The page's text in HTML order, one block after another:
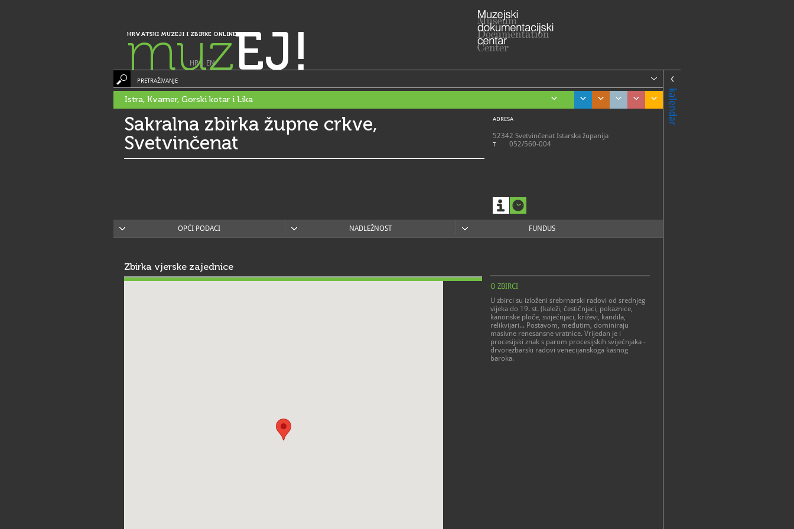
HRVATSKI MUZEJI I ZBIRKE ONLINE
muzEJ!
HR| EN
kalendar
PRETRAŽIVANJE
Istra, Kvarner, Gorski kotar i Lika
Sakralna zbirka župne crkve,
Svetvinčenat
ADRESA
52342 Svetvinčenat Istarska županija
T 052/560-004
OPĆI PODACI NADLEŽNOST FUNDUS
Zbirka vjerske zajednice
O ZBIRCI
U zbirci su izloženi srebrnarski radovi od srednjeg
vijeka do 19. st. (kaleži, čestičnjaci, pokaznice,
kanonske ploče, svijećnjaci, križevi, kandila,
relikvijari... Postavom, međutim, dominiraju
masivne renesansne vratnice. Vrijedan je i
procesijski znak s parom procesijskih svijećnjaka -
drvorezbarski radovi venecijanskoga kasnog
baroka.